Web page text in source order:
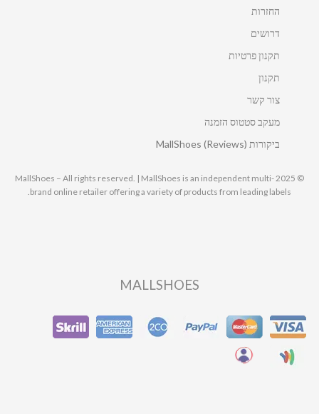
החזרות
דרושים
תקנון פרטיות
תקנון
צור קשר
מעקב סטטוס הזמנה
ביקורות MallShoes (Reviews)
© 2025 MallShoes – All rights reserved. | MallShoes is an independent multi-
brand online retailer offering a variety of products from leading labels.
MALLSHOES